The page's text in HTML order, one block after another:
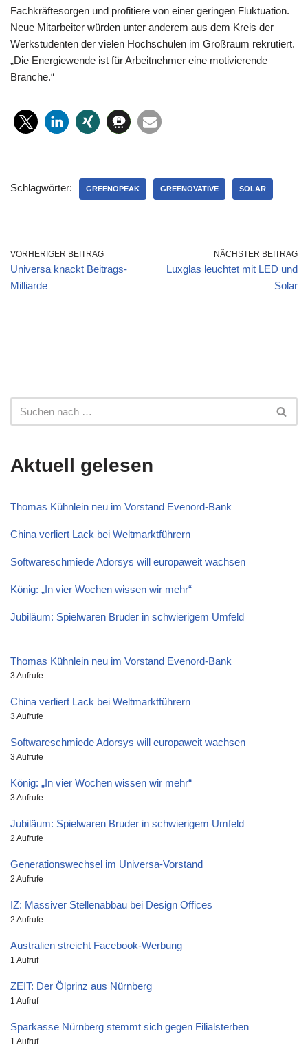
Fachkräftesorgen und profitiere von einer geringen Fluktuation.
Neue Mitarbeiter würden unter anderem aus dem Kreis der
Werkstudenten der vielen Hochschulen im Großraum rekrutiert.
„Die Energiewende ist für Arbeitnehmer eine motivierende
Branche.“
Schlagwörter: GREENOPEAK GREENOVATIVE SOLAR
VORHERIGER BEITRAG
Universa knackt Beitrags-
Milliarde
NÄCHSTER BEITRAG
Luxglas leuchtet mit LED und
Solar
Aktuell gelesen
Thomas Kühnlein neu im Vorstand Evenord-Bank
China verliert Lack bei Weltmarktführern
Softwareschmiede Adorsys will europaweit wachsen
König: „In vier Wochen wissen wir mehr“
Jubiläum: Spielwaren Bruder in schwierigem Umfeld
Thomas Kühnlein neu im Vorstand Evenord-Bank
3 Aufrufe
China verliert Lack bei Weltmarktführern
3 Aufrufe
Softwareschmiede Adorsys will europaweit wachsen
3 Aufrufe
König: „In vier Wochen wissen wir mehr“
3 Aufrufe
Jubiläum: Spielwaren Bruder in schwierigem Umfeld
2 Aufrufe
Generationswechsel im Universa-Vorstand
2 Aufrufe
IZ: Massiver Stellenabbau bei Design Offices
2 Aufrufe
Australien streicht Facebook-Werbung
1 Aufruf
ZEIT: Der Ölprinz aus Nürnberg
1 Aufruf
Sparkasse Nürnberg stemmt sich gegen Filialsterben
1 Aufruf